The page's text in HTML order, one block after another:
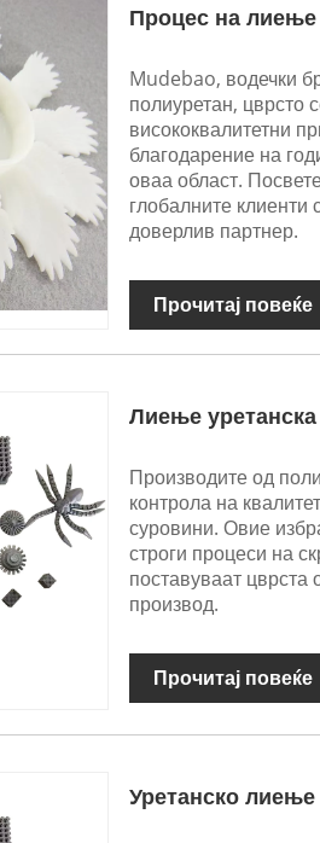
Процес на лиење
Mudebao, водечки
полиуретан, цврсто
висококвалитетни
благодарение на
оваа област.
глобалните клиенти
доверлив партнер.
Прочитај повеќе
Лиење
Производите од
контрола на
суровини. Овие
строги процеси на
поставуваат
производ.
Прочитај повеќе
Уретанско лиење